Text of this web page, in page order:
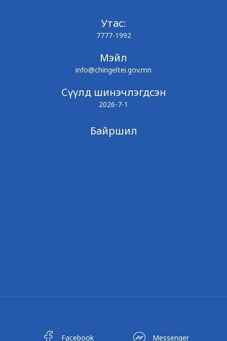
Утас:
7777-1992
Мэйл
info@chingeltei.gov.mn
Сүүлд шинэчлэгдсэн
2026-7-1
Байршил
Facebook Messenger